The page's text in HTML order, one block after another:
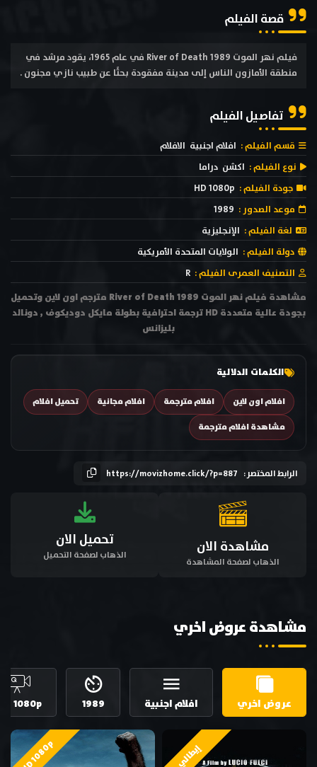
قصة الفيلم
فيلم نهر الموت River of Death 1989 في عام 1965، يقود مرشد في
منطقة الأمازون الناس إلى مدينة مفقودة بحثًا عن طبيب نازي مجنون .
تفاصيل الفيلم
قسم الفيلم : افلام اجنبية الافلام
نوع الفيلم : اكشن دراما
جودة الفيلم : HD 1080p
موعد الصدور : 1989
لغة الفيلم : الإنجليزية
دولة الفيلم : الولايات المتحدة الأمريكية
التصنيف العمرى الفيلم : R
مشاهدة فيلم نهر الموت River of Death 1989 مترجم اون لاين وتحميل
بجودة عالية متعددة HD ترجمة احترافية بطولة مايكل دوديكوف , دونالد
بليزانس
الكلمات الدلالية
افلام اون لاين افلام مترجمة افلام مجانية
تحميل افلام
مشاهدة افلام مترجمة
الرابط المختصر : https://movizhome.click/?p=887
مشاهدة الان
الذهاب لصفحة المشاهدة
تحميل الان
الذهاب لصفحة التحميل
مشاهدة عروض اخري
عروض اخري افلام اجنبية 1989
1080p
إيطالي HD 1080p